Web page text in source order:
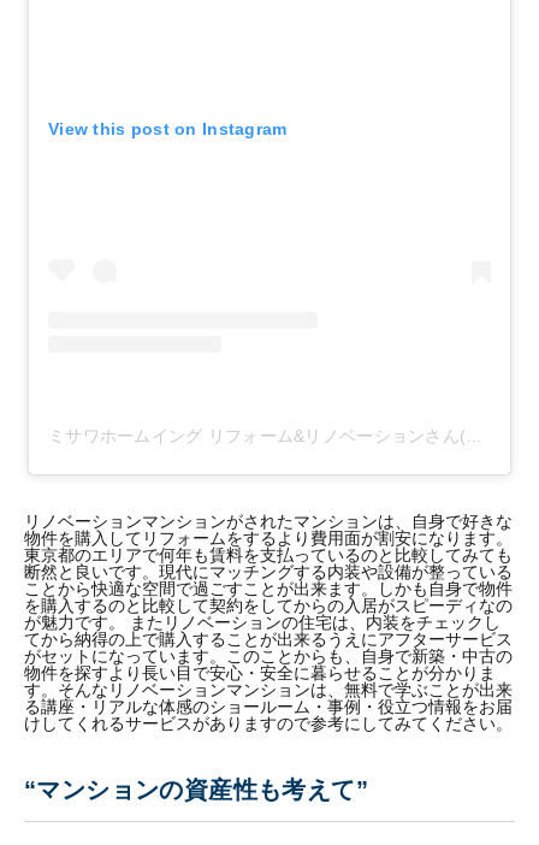
View this post on Instagram
ミサワホームイング リフォーム&リノベーションさん(@misawa_homeing)がシェアした投稿
リノベーションマンションがされたマンションは、自身で好きな
物件を購入してリフォームをするより費用面が割安になります。
東京都のエリアで何年も賃料を支払っているのと比較してみても
断然と良いです。現代にマッチングする内装や設備が整っている
ことから快適な空間で過ごすことが出来ます。しかも自身で物件
を購入するのと比較して契約をしてからの入居がスピーディなの
が魅力です。 またリノベーションの住宅は、内装をチェックし
てから納得の上で購入することが出来るうえにアフターサービス
がセットになっています。このことからも、自身で新築・中古の
物件を探すより長い目で安心・安全に暮らせることが分かりま
す。そんなリノベーションマンションは、無料で学ぶことが出来
る講座・リアルな体感のショールーム・事例・役立つ情報をお届
けしてくれるサービスがありますので参考にしてみてください。
“マンションの資産性も考えて”